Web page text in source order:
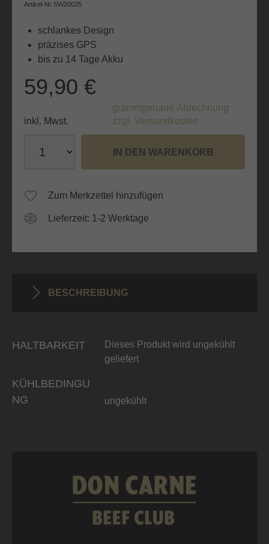
Artikel-Nr SW20025
schlankes Design
präzises GPS
bis zu 14 Tage Akku
59,90 €
grammgenaue Abrechnung
inkl. Mwst.
zzgl. Versandkosten
IN DEN WARENKORB
Zum Merkzettel hinzufügen
Lieferzeit: 1-2 Werktage
BESCHREIBUNG
HALTBARKEIT
Dieses Produkt wird ungekühlt
geliefert
KÜHLBEDINGU
NG
ungekühlt